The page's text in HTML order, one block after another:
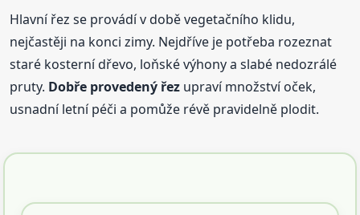
Hlavní řez se provádí v době vegetačního klidu,
nejčastěji na konci zimy. Nejdříve je potřeba rozeznat
staré kosterní dřevo, loňské výhony a slabé nedozrálé
pruty. Dobře provedený řez upraví množství oček,
usnadní letní péči a pomůže révě pravidelně plodit.